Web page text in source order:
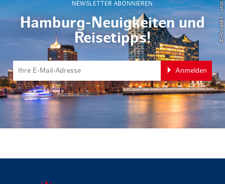
NEWSLETTER ABONNIEREN
Hamburg-Neuigkeiten und
Reisetipps!
Anmelden